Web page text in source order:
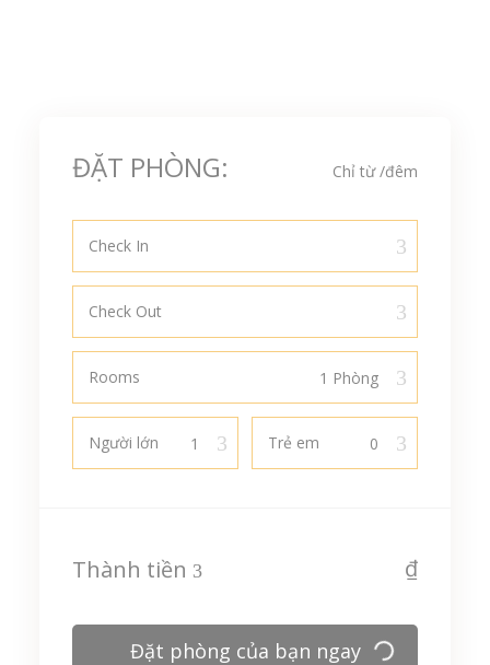
ĐẶT PHÒNG: Chỉ từ/đêm
Check In
Check Out
Rooms
Người lớn Trẻ em
Thành tiền ₫
Đặt phòng của bạn ngay